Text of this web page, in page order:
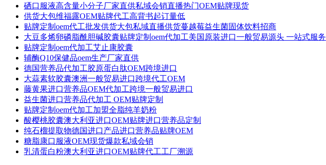
硒口服液高含量小分子厂家直供私域会销直播热门OEM贴牌现货
供货大包维福露OEM贴牌代工高背书起订量低
贴牌定制oem代工批发供货大包私域直播供货蔓越莓益生菌固体饮料招商
大豆多烯卵磷脂酰胆碱胶囊贴牌定制oem代加工美国原装进口一般贸易源头 一站式服务
贴牌定制oem代加工艾止康胶囊
辅酶Q10保健品oem生产厂家直供
德国营养品代加工胶原蛋白肽OEM跨境进口
大蒜素软胶囊澳洲一般贸易进口跨境代工OEM
藤黄果进口营养品OEM代加工跨境一般贸易进口
益生菌进口营养品代加工 OEM贴牌定制
贴牌定制oem代加工加盟全脂纯羊奶粉
酸樱桃胶囊澳大利亚进口OEM贴牌进口营养品定制
纯石榴提取物德国进口产品进口营养品贴牌OEM
糖脂康口服液OEM现货爆款私域会销
乳清蛋白粉澳大利亚进口OEM贴牌代工工厂溯源